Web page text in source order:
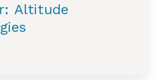
Altitude